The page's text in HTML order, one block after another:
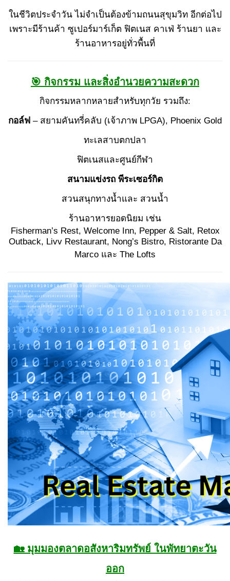
ในชีวิตประจำวัน ไม่จำเป็นต้องข้ามถนนสุขุมวิท อีกต่อไป
เพราะมีร้านค้า ซูเปอร์มาร์เก็ต ฟิตเนส คาเฟ่ ร้านยา และ
ร้านอาหารอยู่ทั่วพื้นที่
🎯 กิจกรรม และสิ่งอำนวยความสะดวก
กิจกรรมหลากหลายสำหรับทุกวัย รวมถึง:
กอล์ฟ – สยามคันทรี่คลับ (เจ้าภาพ LPGA), Phoenix Gold
ทะเลสาบตกปลา
ฟิตเนสและศูนย์กีฬา
สนามแข่งรถ พีระเซอร์กิต
สวนสนุกทางน้ำและ สวนน้ำ
ร้านอาหารยอดนิยม เช่น
Fisherman’s Rest, Welcome Inn, Pepper & Salt, Retox
Outback, Livv Restaurant, Nong’s Bistro, Ristorante Da
Marco และ The Lofts
🏡 มุมมองตลาดอสังหาริมทรัพย์ ในพัทยาตะวัน
ออก